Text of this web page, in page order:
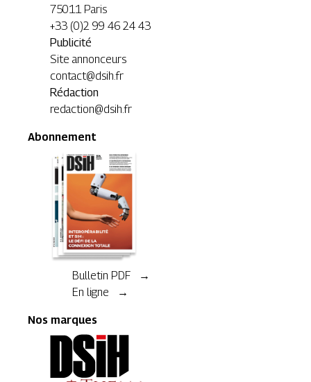
75011 Paris
+33 (0)2 99 46 24 43
Publicité
Site annonceurs
contact@dsih.fr
Rédaction
redaction@dsih.fr
Abonnement
Bulletin PDF →
En ligne →
Nos marques